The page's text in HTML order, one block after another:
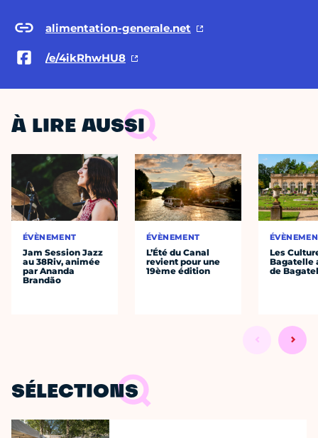
alimentation-generale.net
/e/4ikRhwHU8
À LIRE AUSSI
ÉVÈNEMENT
Jam Session Jazz
au 38Riv, animée
par Ananda
Brandão
ÉVÈNEMENT
L’Été du Canal
revient pour une
19ème édition
Les
Bagatelle
de
SÉLECTIONS